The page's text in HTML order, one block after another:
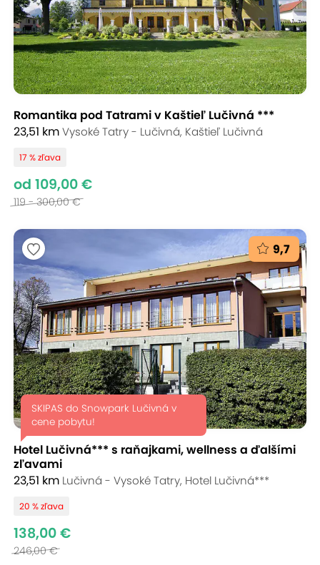
Romantika pod Tatrami v Kaštieľ Lučivná ***
23,51 kmVysoké Tatry - Lučivná, Kaštieľ Lučivná
17 % zľava
od 109,00 €
119 - 300,00 €
9,7
SKIPAS do Snowpark Lučivná v
cene pobytu!
Hotel Lučivná*** s raňajkami, wellness a ďalšími
zľavami
23,51 km Lučivná - Vysoké Tatry, Hotel Lučivná***
20 % zľava
138,00 €
246,00 €